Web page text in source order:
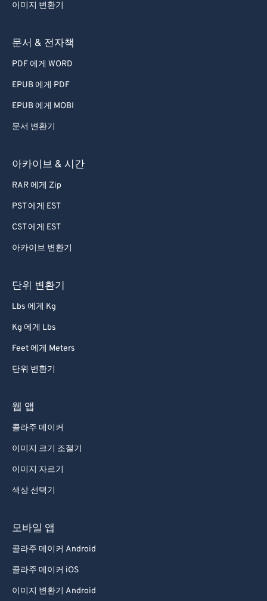
이미지 변환기
문서 & 전자책
PDF 에게 WORD
EPUB 에게 PDF
EPUB 에게 MOBI
문서 변환기
아카이브 & 시간
RAR 에게 Zip
PST 에게 EST
CST 에게 EST
아카이브 변환기
단위 변환기
Lbs 에게 Kg
Kg 에게 Lbs
Feet 에게 Meters
단위 변환기
웹 앱
콜라주 메이커
이미지 크기 조절기
이미지 자르기
색상 선택기
모바일 앱
콜라주 메이커 Android
콜라주 메이커 iOS
이미지 변환기 Android